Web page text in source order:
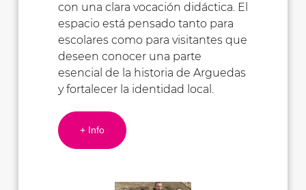
con una clara vocación didáctica. El
espacio está pensado tanto para
escolares como para visitantes que
deseen conocer una parte
esencial de la historia de Arguedas
y fortalecer la identidad local.
+ Info